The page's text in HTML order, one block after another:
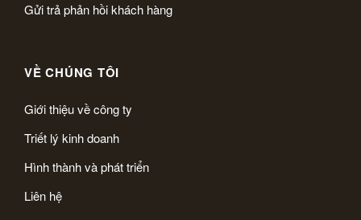
Gửi trả phản hồi khách hàng
VỀ CHÚNG TÔI
Giới thiệu về công ty
Triết lý kinh doanh
Hình thành và phát triển
Liên hệ